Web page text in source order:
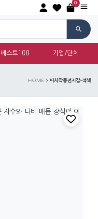
0
베스트100 기업/단체
HOME 띠사각동전지갑-적색